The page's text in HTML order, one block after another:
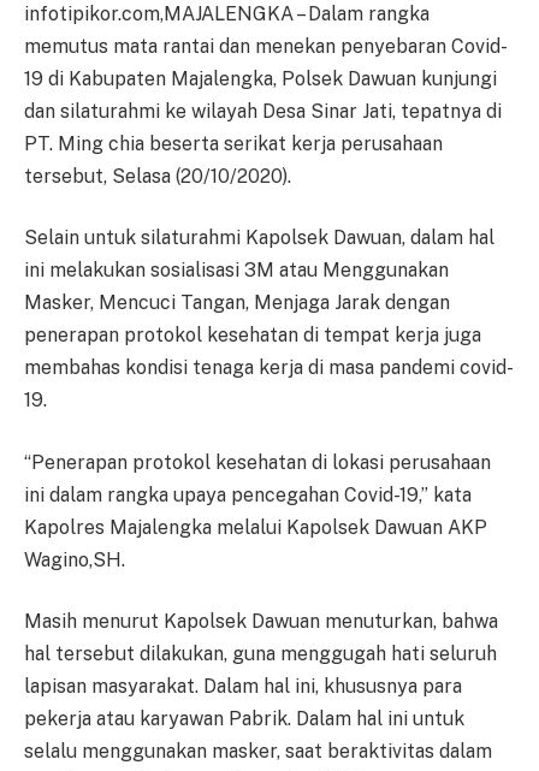
infotipikor.com,MAJALENGKA – Dalam rangka
memutus mata rantai dan menekan penyebaran Covid-
19 di Kabupaten Majalengka, Polsek Dawuan kunjungi
dan silaturahmi ke wilayah Desa Sinar Jati, tepatnya di
PT. Ming chia beserta serikat kerja perusahaan
tersebut, Selasa (20/10/2020).
Selain untuk silaturahmi Kapolsek Dawuan, dalam hal
ini melakukan sosialisasi 3M atau Menggunakan
Masker, Mencuci Tangan, Menjaga Jarak dengan
penerapan protokol kesehatan di tempat kerja juga
membahas kondisi tenaga kerja di masa pandemi covid-
19.
“Penerapan protokol kesehatan di lokasi perusahaan
ini dalam rangka upaya pencegahan Covid-19,” kata
Kapolres Majalengka melalui Kapolsek Dawuan AKP
Wagino,SH.
Masih menurut Kapolsek Dawuan menuturkan, bahwa
hal tersebut dilakukan, guna menggugah hati seluruh
lapisan masyarakat. Dalam hal ini, khususnya para
pekerja atau karyawan Pabrik. Dalam hal ini untuk
selalu menggunakan masker, saat beraktivitas dalam